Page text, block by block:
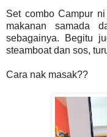
Set combo Campur
makanan samada
sebagainya. Begitu
steamboat dan sos,
Cara nak masak??